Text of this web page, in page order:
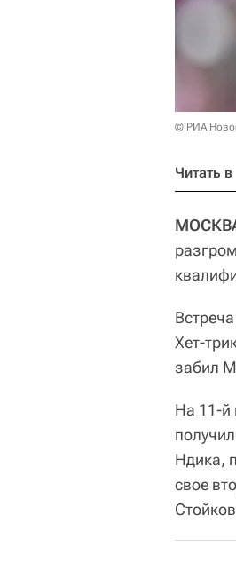
© РИА
Читать в
Хет-
забил
На 11-й
Ндика,
свое